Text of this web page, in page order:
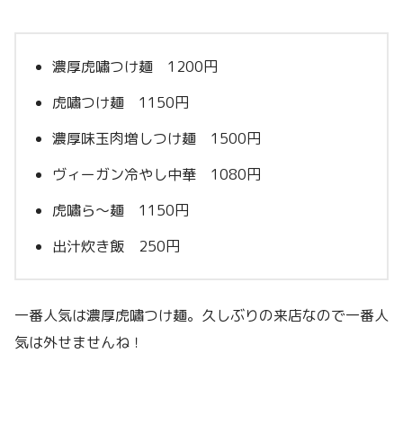
濃厚虎嘯つけ麺 1200円
虎嘯つけ麺 1150円
濃厚味玉肉増しつけ麺 1500円
ヴィーガン冷やし中華 1080円
虎嘯ら〜麺 1150円
出汁炊き飯 250円
一番人気は濃厚虎嘯つけ麺。久しぶりの来店なので一番人
気は外せませんね！